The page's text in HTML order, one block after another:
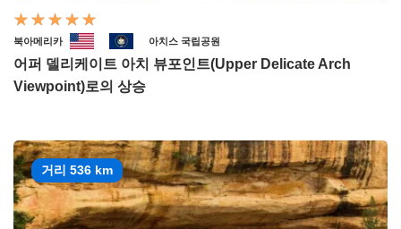
북아메리카 아치스 국립공원
어퍼 델리케이트 아치 뷰포인트(Upper Delicate Arch
Viewpoint)로의 상승
거리 536 km